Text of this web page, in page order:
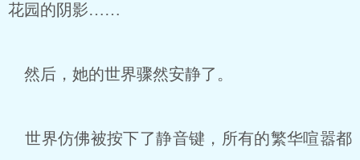
花园的阴影……
然后，她的世界骤然安静了。
世界仿佛被按下了静音键，所有的繁华喧嚣都